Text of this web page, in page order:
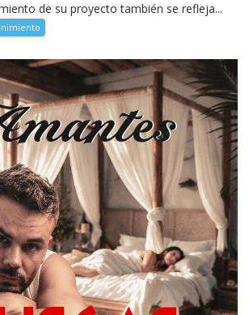
de su proyecto también se refleja...